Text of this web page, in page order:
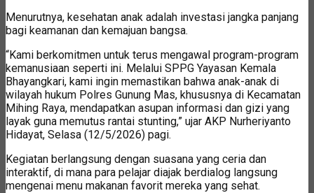
Menurutnya, kesehatan anak adalah investasi jangka panjang
bagi keamanan dan kemajuan bangsa.
“Kami berkomitmen untuk terus mengawal program-program
kemanusiaan seperti ini. Melalui SPPG Yayasan Kemala
Bhayangkari, kami ingin memastikan bahwa anak-anak di
wilayah hukum Polres Gunung Mas, khususnya di Kecamatan
Mihing Raya, mendapatkan asupan informasi dan gizi yang
layak guna memutus rantai stunting,” ujar AKP Nurheriyanto
Hidayat, Selasa (12/5/2026) pagi.
Kegiatan berlangsung dengan suasana yang ceria dan
interaktif, di mana para pelajar diajak berdialog langsung
mengenai menu makanan favorit mereka yang sehat.